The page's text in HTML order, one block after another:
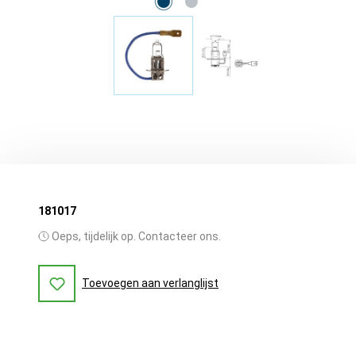
181017
Oeps, tijdelijk op. Contacteer ons.
Toevoegen aan verlanglijst